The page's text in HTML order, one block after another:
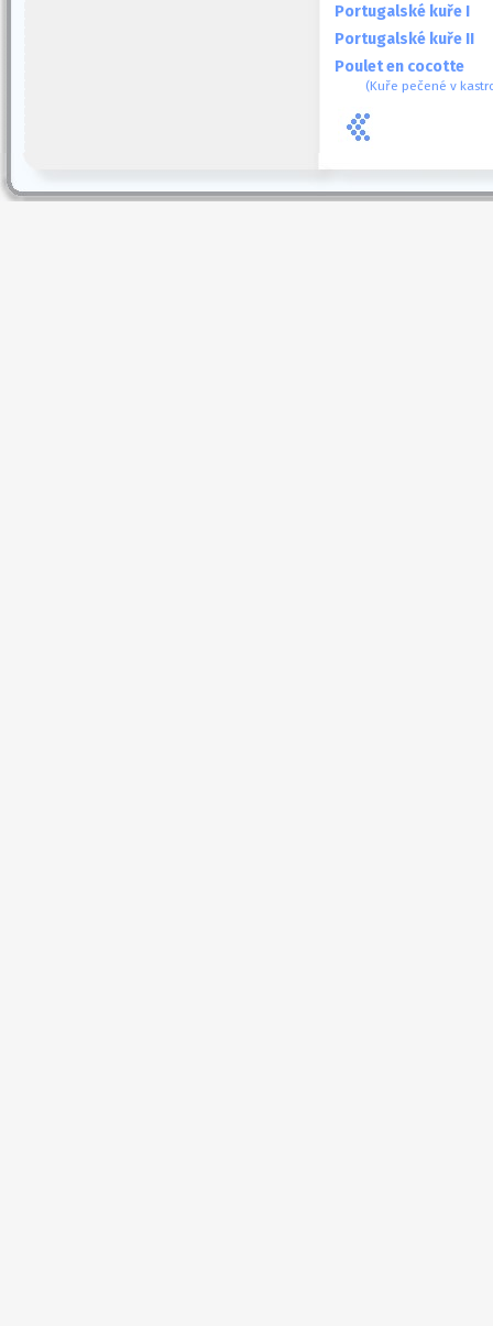
Portugalské kuře I
Portugalské kuře II
Poulet en cocotte
(Kuře pečené v